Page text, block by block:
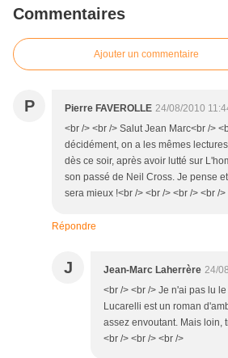
Commentaires
Ajouter un commentaire
P Pierre FAVEROLLE 24/08/2010
<br /> <br /> Salut Jean Marc<br />
décidément, on a les mêmes
dès ce soir, après avoir lutté sur
son passé de Neil Cross. Je pense
sera mieux !<br /> <br /> <br /> <br />
Répondre
J Jean-Marc Laherrère 24/
<br /> <br /> Je n'ai pas lu
Lucarelli est un roman
assez envoutant. Mais loin,
<br /> <br /> <br />